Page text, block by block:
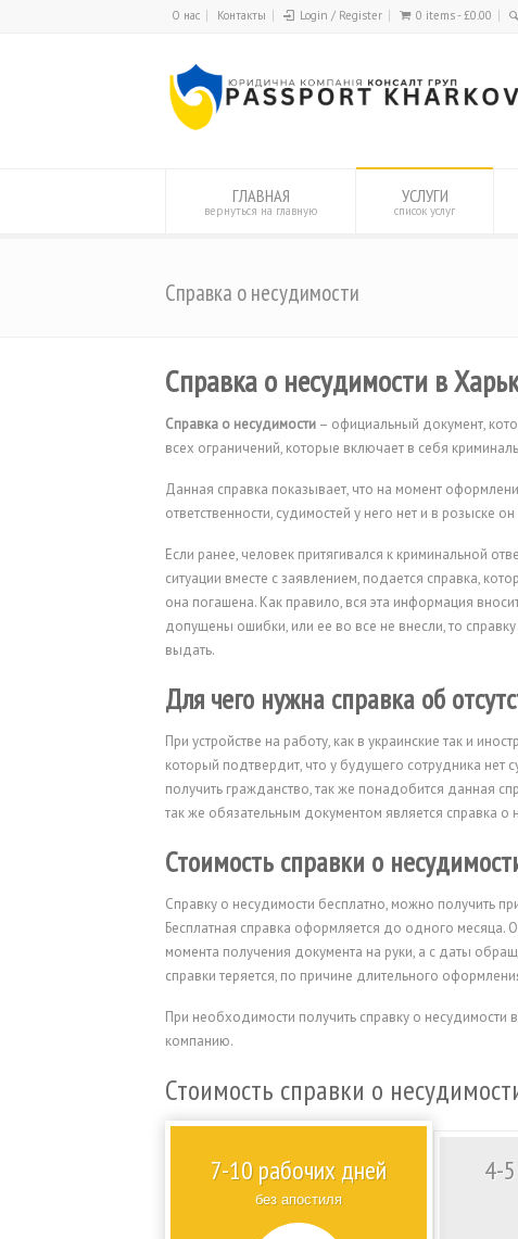
О нас Контакты Login / Register 0 items -£0.00
ГЛАВНАЯ
вернуться на главную
УСЛУГИ
список услуг
Справка о несудимости
Справка о несудимости в
Справка о несудимости – официальный документ,
всех ограничений, которые включает в себя
Данная справка показывает, что на момент
ответственности, судимостей у него нет и в розыске он
Если ранее, человек притягивался к криминальной
ситуации вместе с заявлением, подается справка,
она погашена. Как правило, вся эта информация
допущены ошибки, или ее во все не внесли, то
выдать.
Для чего нужна справка об
При устройстве на работу, как в украинские так и
который подтвердит, что у будущего сотрудника нет
получить гражданство, так же понадобится данная
так же обязательным документом является справка о
Стоимость справки о
Справку о несудимости бесплатно, можно получить
Бесплатная справка оформляется до одного месяца.
момента получения документа на руки, а с даты
справки теряется, по причине длительного
При необходимости получить справку о несудимости
компанию.
Стоимость справки о
7-10 рабочих дней
без апостиля
4-